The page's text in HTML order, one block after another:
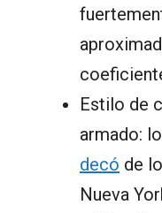
Estilo de
armado:
decó de
Nueva